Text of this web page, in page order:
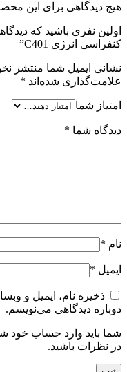
هیچ دیدگاهی برای این
اولین نفری باشید که
کنفراسی انرژی C401”
نشانی ایمیل شما منتشر
علامت‌گذاری شده‌اند *
امتیاز شما
دیدگاه شما *
نام *
ایمیل *
ذخیره نام، ایمیل و
دوباره دیدگاهی می‌نویسم.
شما باید وارد حساب خود
در نظرات باشید.